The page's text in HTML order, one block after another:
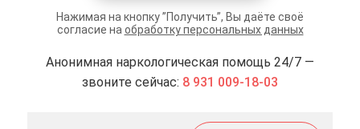
Нажимая на кнопку ”Получить”, Вы даёте своё
согласие на обработку персональных данных
Анонимная наркологическая помощь 24/7 —
звоните сейчас: 8 931 009-18-03